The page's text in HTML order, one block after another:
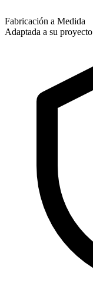
Fabricación a Medida
Adaptada a su proyecto